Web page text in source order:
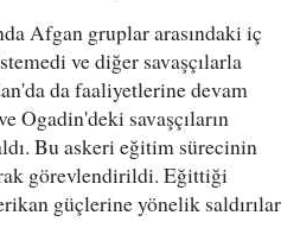
Afgan gruplar arasındaki iç
ve diğer savaşçılarla
da faaliyetlerine devam
Ogadin'deki savaşçıların
Bu askeri eğitim sürecinin
görevlendirildi. Eğittiği
güçlerine yönelik saldırılar